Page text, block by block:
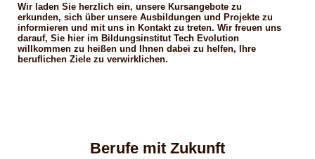
Wir laden Sie herzlich ein, unsere Kursangebote zu
erkunden, sich über unsere Ausbildungen und Projekte zu
informieren und mit uns in Kontakt zu treten. Wir freuen uns
darauf, Sie hier im Bildungsinstitut Tech Evolution
willkommen zu heißen und Ihnen dabei zu helfen, Ihre
beruflichen Ziele zu verwirklichen.
Berufe mit Zukunft